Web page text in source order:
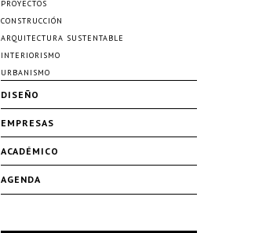
PROYECTOS
CONSTRUCCIÓN
ARQUITECTURA SUSTENTABLE
INTERIORISMO
URBANISMO
DISEÑO
EMPRESAS
ACADÉMICO
AGENDA